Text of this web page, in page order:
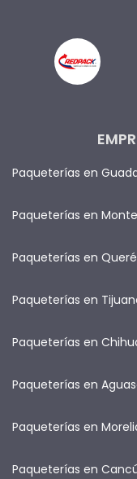
Paqueterías en
Paqueterías en
Paqueterías en
Paqueterías en
Paqueterías en
Paqueterías en
Paqueterías en
Paqueterías en